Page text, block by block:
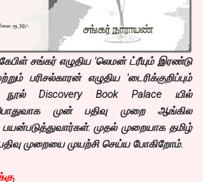
சங்கர் எழுதிய 'லெமன் ட்ரீயும் இரண்டு
பரிசல்காரன் எழுதிய 'டைரிக்குறிப்பும்
Discovery Book Palace யில்
முன் பதிவு முறை ஆங்கில
முதல் முறையாக தமிழ்
முறையை முயற்சி செய்ய போகிறோம்.